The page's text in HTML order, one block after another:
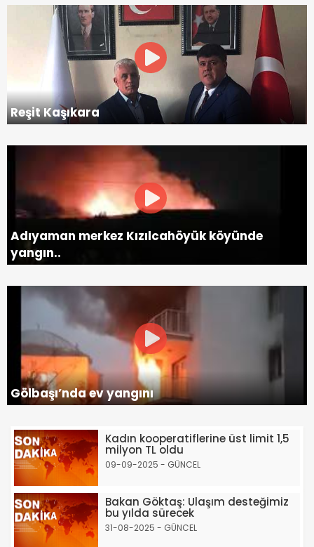
Reşit Kaşıkara
Adıyaman merkez Kızılcahöyük köyünde
yangın..
Gölbaşı’nda ev yangını
Kadın kooperatiflerine üst limit 1,5
milyon TL oldu
09-09-2025 - GÜNCEL
Bakan Göktaş: Ulaşım desteğimiz
bu yılda sürecek
31-08-2025 - GÜNCEL